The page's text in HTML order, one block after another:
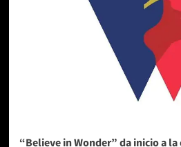
“Believe in Wonder” da inicio a